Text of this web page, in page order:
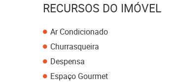
RECURSOS DO IMÓVEL
Ar Condicionado
Churrasqueira
Despensa
Espaço Gourmet